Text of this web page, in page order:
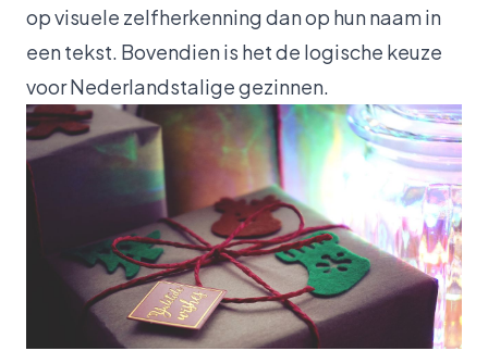
op visuele zelfherkenning dan op hun naam in
een tekst. Bovendien is het de logische keuze
voor Nederlandstalige gezinnen.